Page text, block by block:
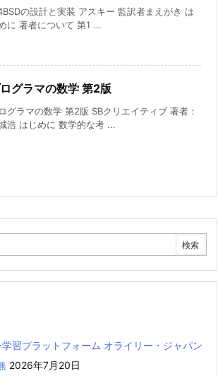
の設計と実装 アスキー 監訳者まえがき は
に 著者について 第1 ...
グラマの数学 第2版
グラマの数学 第2版 SBクリエイティブ 著者：
浩 はじめに 数学的な考 ...
学習プラットフォーム オライリー・ジャパン
2026年7月20日